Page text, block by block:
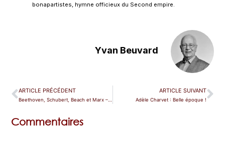
bonapartistes, hymne officieux du Second empire.
Yvan Beuvard
ARTICLE PRÉCÉDENT ARTICLE SUIVANT
Adèle Charvet : Belle époque !
Commentaires